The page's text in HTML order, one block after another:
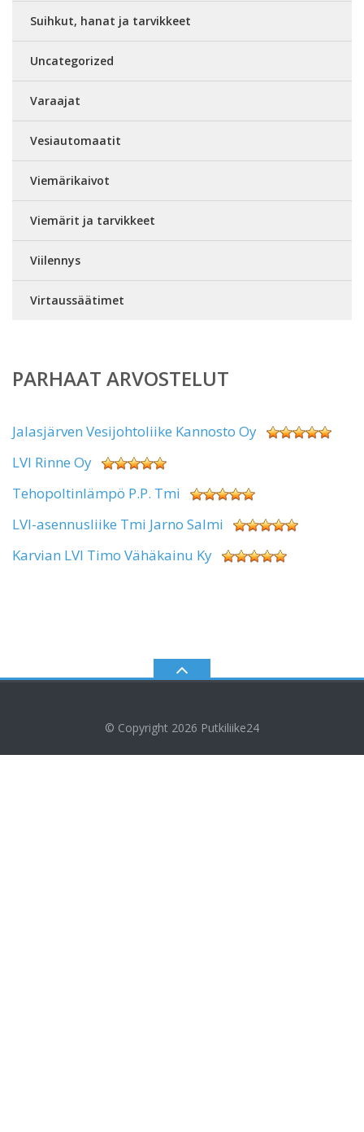
Suihkut, hanat ja tarvikkeet
Uncategorized
Varaajat
Vesiautomaatit
Viemärikaivot
Viemärit ja tarvikkeet
Viilennys
Virtaussäätimet
PARHAAT ARVOSTELUT
Jalasjärven Vesijohtoliike Kannosto Oy
LVI Rinne Oy
Tehopoltinlämpö P.P. Tmi
LVI-asennusliike Tmi Jarno Salmi
Karvian LVI Timo Vähäkainu Ky
© Copyright 2026 Putkiliike24